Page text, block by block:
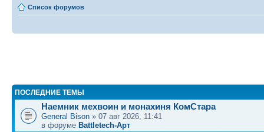
Список форумов
ПОСЛЕДНИЕ ТЕМЫ
Наемник мехвоин и монахиня КомСтара
General Bison » 07 авг 2026, 11:41
в форуме Battletech-Арт